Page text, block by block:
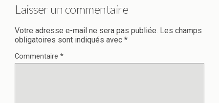
Laisser un commentaire
Votre adresse e-mail ne sera pas publiée. Les champs
obligatoires sont indiqués avec *
Commentaire *